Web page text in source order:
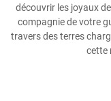
découvrir les joyaux
compagnie de votre
travers des terres
cette